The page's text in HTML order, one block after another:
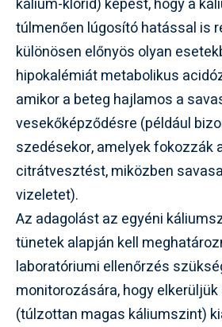
kálium-klorid) képest, hogy a
túlmenően lúgosító hatással is
különösen előnyös olyan
hipokalémiát metabolikus
amikor a beteg hajlamos a
vesekőképződésre (például
szedésekor, amelyek fokozzák
citrátvesztést, miközben
vizeletet).
Az adagolást az egyéni
tünetek alapján kell
laboratóriumi ellenőrzés
monitorozására, hogy
(túlzottan magas káliumszint)